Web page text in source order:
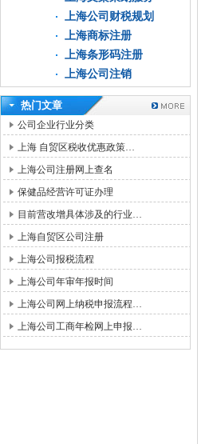
上海公司财税规划
上海商标注册
上海条形码注册
上海公司注销
热门文章
公司企业行业分类
上海 自贸区税收优惠政策…
上海公司注册网上查名
保健品经营许可证办理
目前营改增具体涉及的行业…
上海自贸区公司注册
上海公司报税流程
上海公司年审年报时间
上海公司网上纳税申报流程…
上海公司工商年检网上申报…